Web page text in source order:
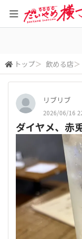
トップ＞ 飲める店＞
リブリブ
2026/06/16
ダイヤメ、赤